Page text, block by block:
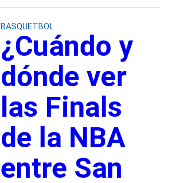
BASQUETBOL
¿Cuándo y
dónde ver
las Finals
de la NBA
entre San